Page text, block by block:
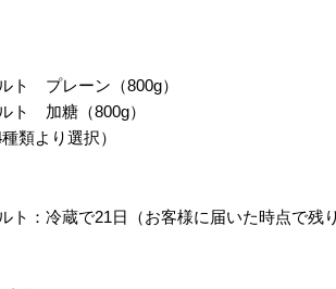
ト プレーン（800g）
ト 加糖（800g）
類より選択）
ト： 冷蔵で21日（お客様に届いた時点で残